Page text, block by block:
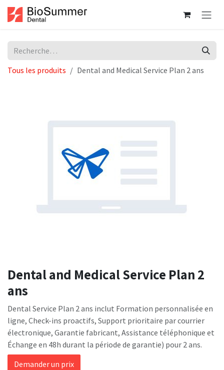
Se rendre au contenu
Tous les produits Dental and Medical Service Plan 2 ans
Dental and Medical Service Plan 2
ans
Dental Service Plan 2 ans inclut Formation personnalisée en
ligne, Check-ins proactifs, Support prioritaire par courrier
électronique, Garantie fabricant, Assistance téléphonique et
Échange en 48h durant la période de garantie) pour 2 ans.
Demander un prix